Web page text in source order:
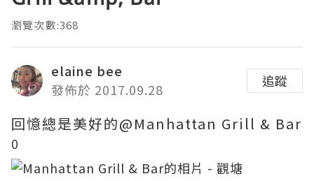
瀏覽次數:368
elaine bee
發佈於 2017.09.28
追蹤
回憶總是美好的@Manhattan Grill & Bar
0